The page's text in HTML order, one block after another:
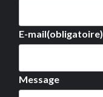
E-mail(obligatoire)
Message